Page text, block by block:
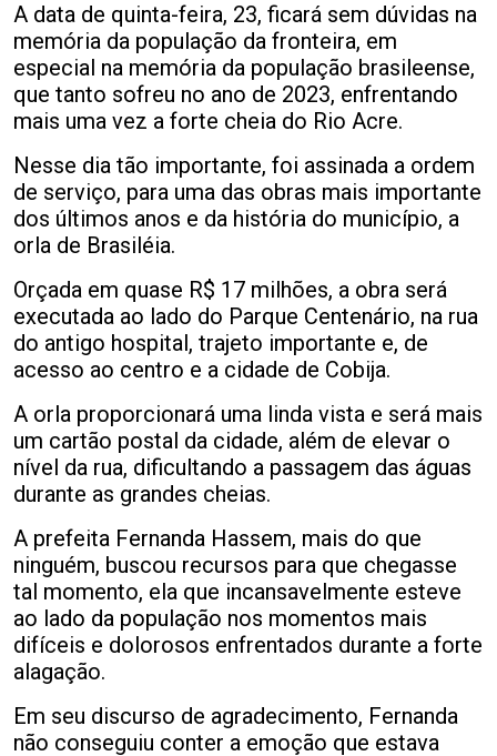
A data de quinta-feira, 23, ficará sem dúvidas na
memória da população da fronteira, em
especial na memória da população brasileense,
que tanto sofreu no ano de 2023, enfrentando
mais uma vez a forte cheia do Rio Acre.
Nesse dia tão importante, foi assinada a ordem
de serviço, para uma das obras mais importante
dos últimos anos e da história do município, a
orla de Brasiléia.
Orçada em quase R$ 17 milhões, a obra será
executada ao lado do Parque Centenário, na rua
do antigo hospital, trajeto importante e, de
acesso ao centro e a cidade de Cobija.
A orla proporcionará uma linda vista e será mais
um cartão postal da cidade, além de elevar o
nível da rua, dificultando a passagem das águas
durante as grandes cheias.
A prefeita Fernanda Hassem, mais do que
ninguém, buscou recursos para que chegasse
tal momento, ela que incansavelmente esteve
ao lado da população nos momentos mais
difíceis e dolorosos enfrentados durante a forte
alagação.
Em seu discurso de agradecimento, Fernanda
não conseguiu conter a emoção que estava